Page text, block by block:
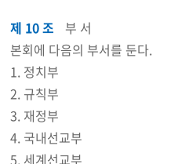
제 10 조
부 서
본회에 다음의 부서를 둔다.
1. 정치부
2. 규칙부
3. 재정부
4. 국내선교부
5. 세계선교부